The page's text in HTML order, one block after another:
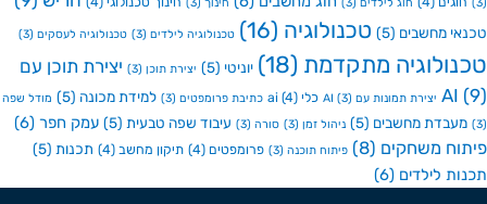
חוג לילדים(3) חינוך (3)
מחשבים(5) טכנולוגיה(16) טכנולוגיה לילדים(3) טכנולוגיה לעסקים(3)
מתקדמת(18) יוניטי (5) יצירת תוכן(3)
יצירת תוכן עם
AI יצירת תמונות עם AI(3) כלי ai(4) כתיבת פרומפטים(3) למידת מכונה(5) מודל שפה
מחשבים(5) ניהול זמן(3) סורה (3) עיבוד שפה טבעית(5) עמק חפר (6)
משחקים(8) פיתוח תוכנה (3) פרומפטים(4) תיקון מחשב(4) תכנות(5)
לילדים(6)